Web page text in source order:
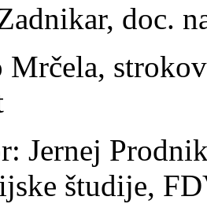
doc.
Jernej
študije,